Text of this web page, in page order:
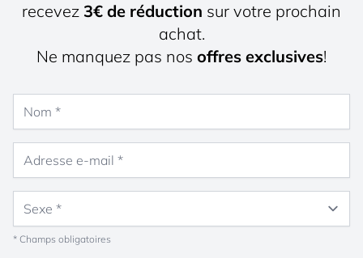
recevez 3€ de réduction sur votre prochain
achat.
Ne manquez pas nos offres exclusives!
* Champs obligatoires